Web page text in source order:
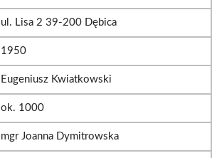
ul. Lisa 2 39-200 Dębica
1950
Eugeniusz Kwiatkowski
ok. 1000
mgr Joanna Dymitrowska